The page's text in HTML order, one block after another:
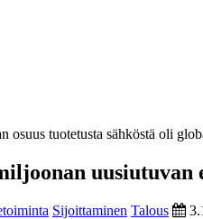
osuus tuotetusta sähköstä oli
uusiutuvan
Sijoittaminen Talous